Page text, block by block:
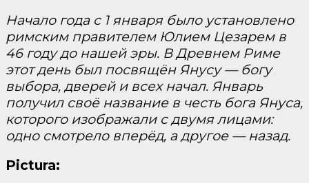
Начало года с 1 января было установлено
римским правителем Юлием Цезарем в
46 году до нашей эры. В Древнем Риме
этот день был посвящён Янусу — богу
выбора, дверей и всех начал. Январь
получил своё название в честь бога Януса,
которого изображали с двумя лицами:
одно смотрело вперёд, а другое — назад.
Pictura: